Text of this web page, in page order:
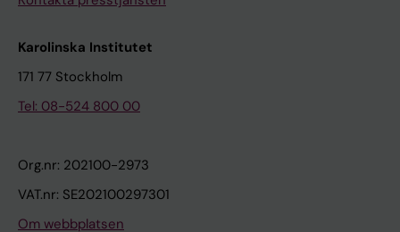
Karolinska Institutet
171 77 Stockholm
Tel: 08-524 800 00
Org.nr: 202100-2973
VAT.nr: SE202100297301
Om webbplatsen